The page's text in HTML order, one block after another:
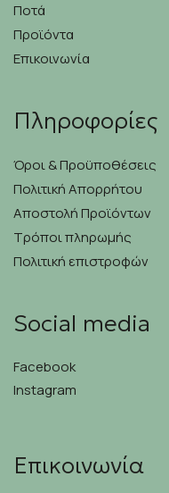
Ποτά
Προϊόντα
Επικοινωνία
Πληροφορίες
Όροι & Προϋποθέσεις
Πολιτική Απορρήτου
Αποστολή Προϊόντων
Τρόποι πληρωμής
Πολιτική επιστροφών
Social media
Facebook
Instagram
Επικοινωνία